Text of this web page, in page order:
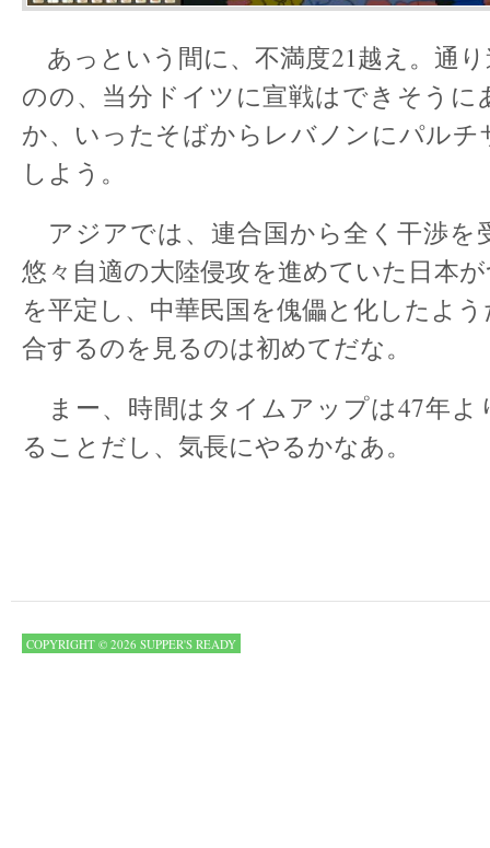
あっという間に、不満度21越え。通
のの、当分ドイツに宣戦はできそうに
か、いったそばからレバノンにパルチ
しよう。
アジアでは、連合国から全く干渉を
悠々自適の大陸侵攻を進めていた日本
を平定し、中華民国を傀儡と化したよ
合するのを見るのは初めてだな。
まー、時間はタイムアップは47年よ
ることだし、気長にやるかなあ。
COPYRIGHT © 2026 SUPPER'S READY